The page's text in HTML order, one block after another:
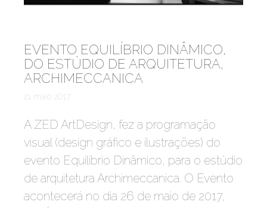
EVENTO EQUILÍBRIO DINÂMICO,
DO ESTÚDIO DE ARQUITETURA,
ARCHIMECCANICA
21 maio 2017
A ZED ArtDesign, fez a programação
visual (design gráfico e ilustrações) do
evento Equilíbrio Dinâmico, para o estúdio
de arquitetura Archimeccanica. O Evento
acontecerá no dia 26 de maio de 2017,